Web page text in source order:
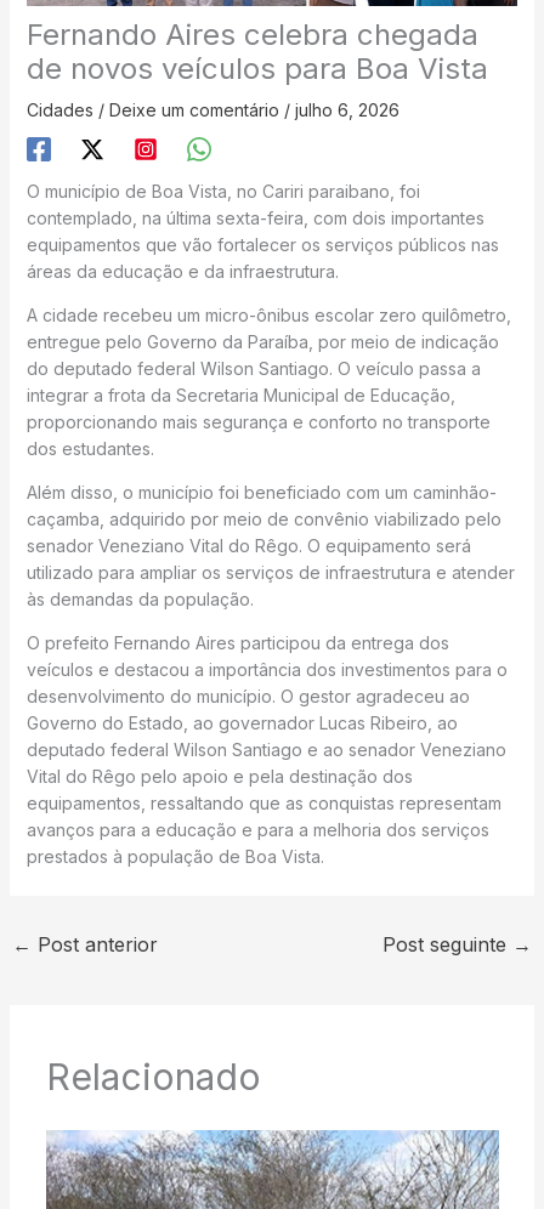
Fernando Aires celebra chegada
de novos veículos para Boa Vista
Cidades / Deixe um comentário / julho 6, 2026
O município de Boa Vista, no Cariri paraibano, foi
contemplado, na última sexta-feira, com dois importantes
equipamentos que vão fortalecer os serviços públicos nas
áreas da educação e da infraestrutura.
A cidade recebeu um micro-ônibus escolar zero quilômetro,
entregue pelo Governo da Paraíba, por meio de indicação
do deputado federal Wilson Santiago. O veículo passa a
integrar a frota da Secretaria Municipal de Educação,
proporcionando mais segurança e conforto no transporte
dos estudantes.
Além disso, o município foi beneficiado com um caminhão-
caçamba, adquirido por meio de convênio viabilizado pelo
senador Veneziano Vital do Rêgo. O equipamento será
utilizado para ampliar os serviços de infraestrutura e atender
às demandas da população.
O prefeito Fernando Aires participou da entrega dos
veículos e destacou a importância dos investimentos para o
desenvolvimento do município. O gestor agradeceu ao
Governo do Estado, ao governador Lucas Ribeiro, ao
deputado federal Wilson Santiago e ao senador Veneziano
Vital do Rêgo pelo apoio e pela destinação dos
equipamentos, ressaltando que as conquistas representam
avanços para a educação e para a melhoria dos serviços
prestados à população de Boa Vista.
← Post anterior Post seguinte →
Relacionado